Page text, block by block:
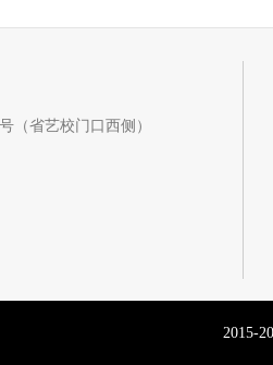
（省艺校门口西侧）
2015-